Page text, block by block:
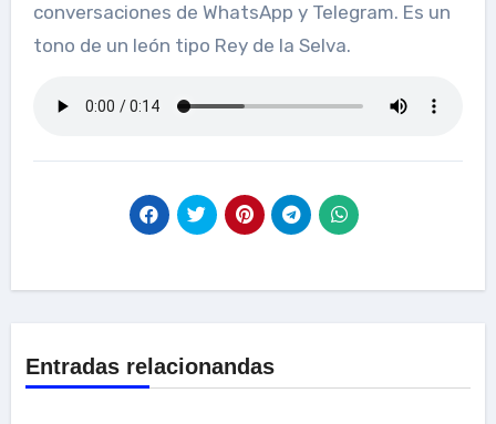
conversaciones de WhatsApp y Telegram. Es un
tono de un león tipo Rey de la Selva.
Entradas relacionandas